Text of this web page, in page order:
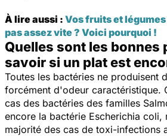
À lire aussi : Vos fruits et
pas assez vite ? Voici pourquoi !
Quelles sont les bonnes
savoir si un plat est
Toutes les bactéries ne produisent
forcément d'odeur caractéristique.
cas des bactéries des familles
encore la bactérie Escherichia coli,
majorité des cas de toxi-infections